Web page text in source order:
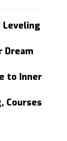
Leveling
Dream
to Inner
Courses